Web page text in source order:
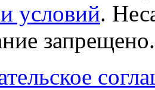
условий.